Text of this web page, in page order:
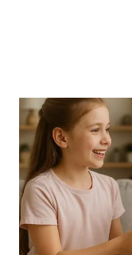
News Musica
News Spettacolo
Benessere
Casa